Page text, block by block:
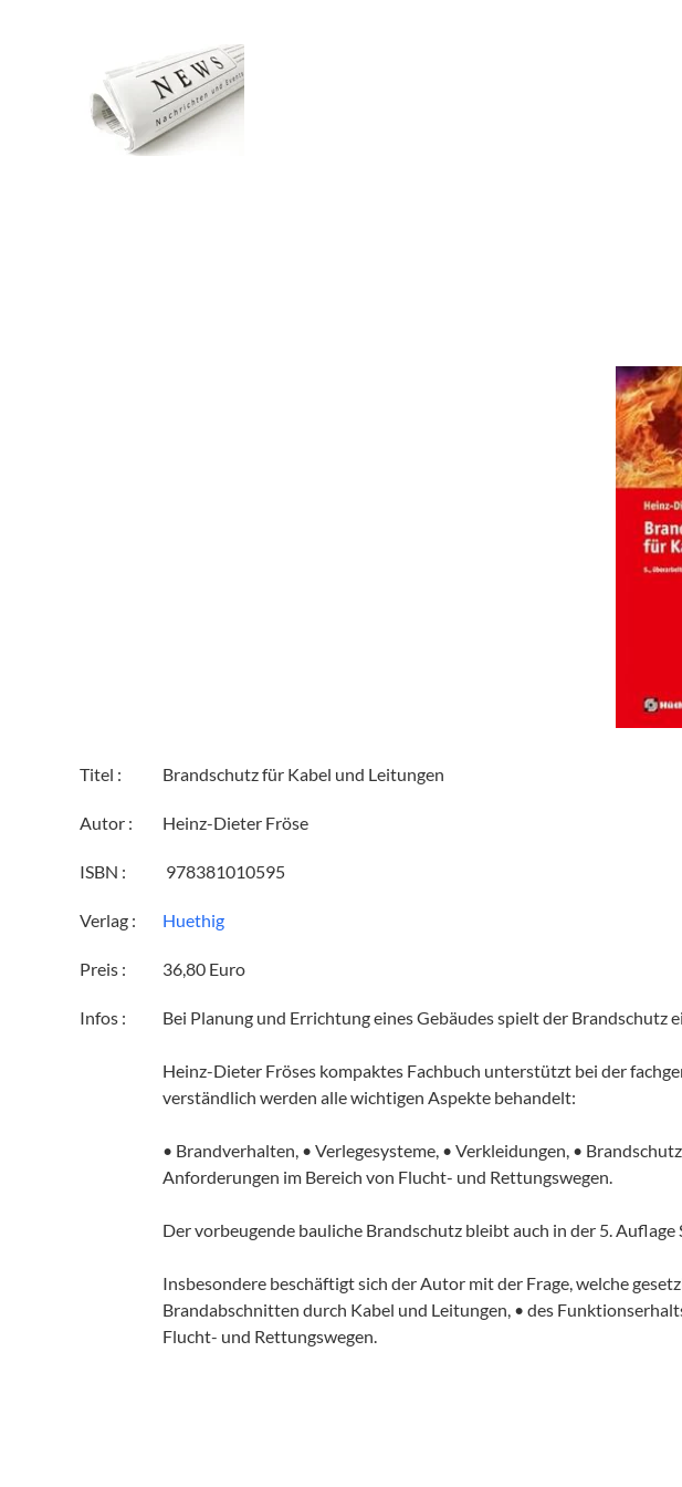
Zum Hauptinhalt springen
Titel : Brandschutz für Kabel und Leitungen
Autor : Heinz-Dieter Fröse
ISBN : ‎ 978381010595
Verlag : Huethig
Preis : 36,80 Euro
Infos : Bei Planung und Errichtung eines Gebäudes spielt der
Heinz-Dieter Fröses kompaktes Fachbuch unterstützt bei der
verständlich werden alle wichtigen Aspekte behandelt:
• Brandverhalten, • Verlegesysteme, • Verkleidungen, •
Anforderungen im Bereich von Flucht- und Rettungswegen.
Der vorbeugende bauliche Brandschutz bleibt auch in der 5. Auflage
Insbesondere beschäftigt sich der Autor mit der Frage, welche
Brandabschnitten durch Kabel und Leitungen, • des
Flucht- und Rettungswegen.